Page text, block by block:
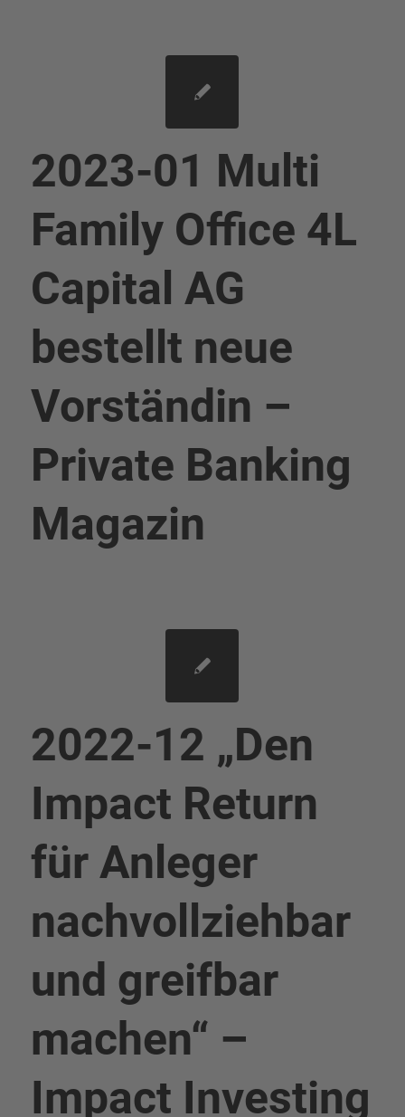
2023-01 Multi
Family Office 4L
Capital AG
bestellt neue
Vorständin –
Private Banking
Magazin
2022-12 „Den
Impact Return
für Anleger
nachvollziehbar
und greifbar
machen“ –
Impact Investing